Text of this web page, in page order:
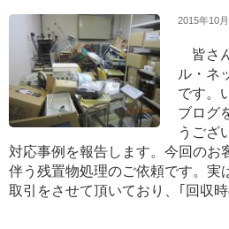
2015年10
皆さ
ル・ネ
です。
ブログ
うござ
対応事例を報告します。今回のお
伴う残置物処理のご依頼です。実
取引をさせて頂いており、｢回収